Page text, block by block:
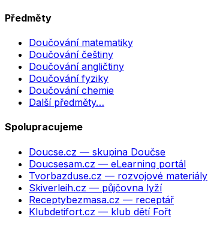
Předměty
Doučování matematiky
Doučování češtiny
Doučování angličtiny
Doučování fyziky
Doučování chemie
Další předměty…
Spolupracujeme
Doucse.cz — skupina Doučse
Doucsesam.cz — eLearning portál
Tvorbazduse.cz — rozvojové materiály
Skiverleih.cz — půjčovna lyží
Receptybezmasa.cz — receptář
Klubdetifort.cz — klub dětí Fořt